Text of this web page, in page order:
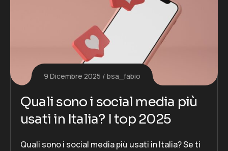
9 Dicembre 2025 bsa_fabio
Quali sono i social media più
usati in Italia? I top 2025
Quali sono i social media più usati in Italia? Se ti